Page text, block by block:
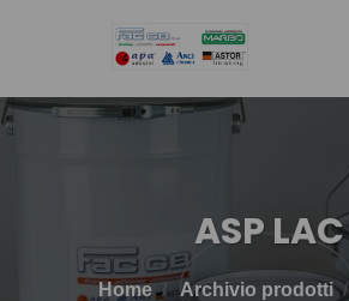
RETE DI VENDITA
ASP LAC
Home Archivio prodotti